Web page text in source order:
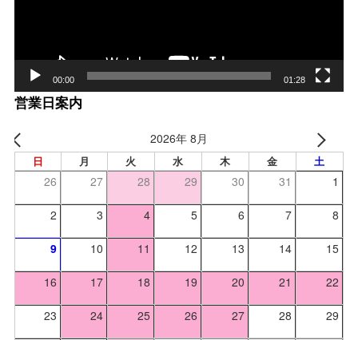
00:00 01:28
営業日案内
2026年 8月
日 月 火 水 木 金 土
26 27 28 29 30 31 1
2 3 4 5 6 7 8
9 10 11 12 13 14 15
16 17 18 19 20 21 22
23 24 25 26 27 28 29